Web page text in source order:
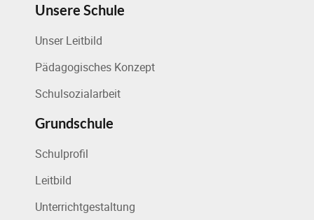
Unsere Schule
Unser Leitbild
Pädagogisches Konzept
Schulsozialarbeit
Grundschule
Schulprofil
Leitbild
Unterrichtgestaltung